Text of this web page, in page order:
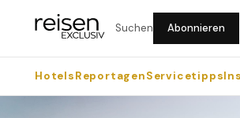
Suchen Abonnieren
HotelsReportagenServicetipps